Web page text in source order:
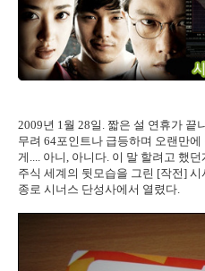
2009년 1월 28일. 짧은 설 연휴가 끝
무려 64포인트나 급등하며 오랜만
게.... 아니, 아니다. 이 말 할려고 했
주식 세계의 뒷모습을 그린 [작전] 시
종로 시너스 단성사에서 열렸다.